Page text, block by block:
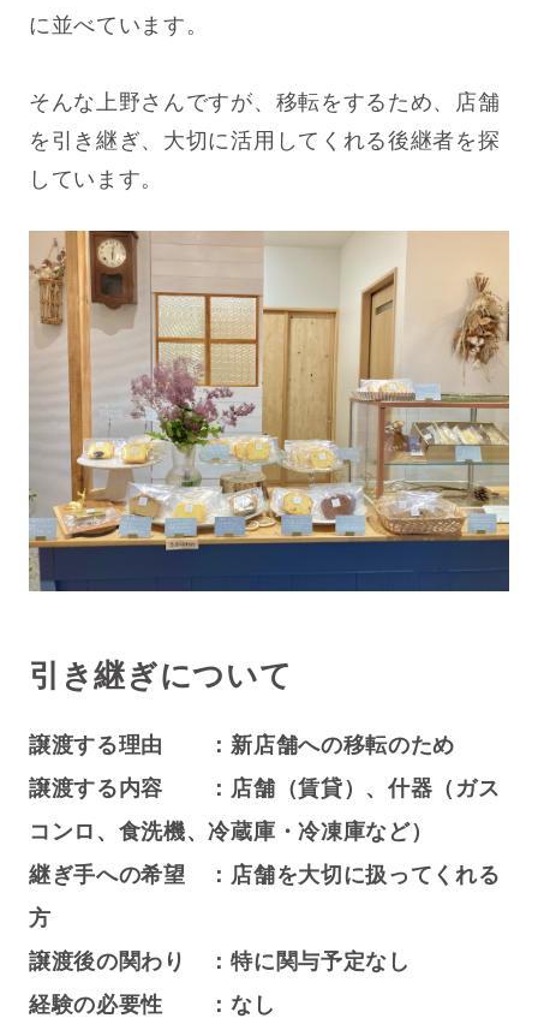
に並べています。
そんな上野さんですが、移転をするため、店舗
を引き継ぎ、大切に活用してくれる後継者を探
しています。
引き継ぎについて
譲渡する理由 ：新店舗への移転のため
譲渡する内容 ：店舗（賃貸）、什器（ガス
コンロ、食洗機、冷蔵庫・冷凍庫など）
継ぎ手への希望 ：店舗を大切に扱ってくれる
方
譲渡後の関わり ：特に関与予定なし
経験の必要性 ：なし